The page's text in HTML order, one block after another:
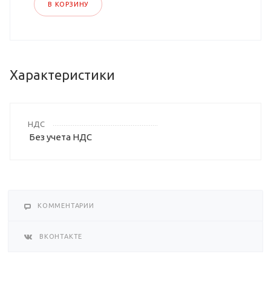
В КОРЗИНУ
Характеристики
НДС
Без учета НДС
КОММЕНТАРИИ
ВКОНТАКТЕ